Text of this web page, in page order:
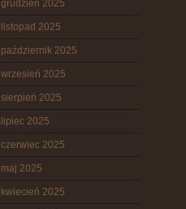
grudzień 2025
listopad 2025
październik 2025
wrzesień 2025
sierpień 2025
lipiec 2025
czerwiec 2025
maj 2025
kwiecień 2025